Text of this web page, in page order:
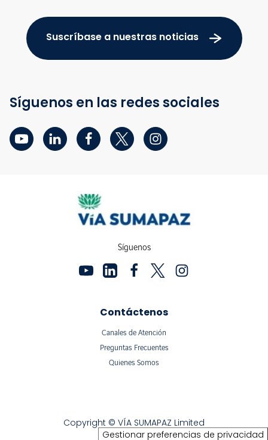
Suscríbase a nuestras noticias
Síguenos en las redes sociales
Síguenos
Contáctenos
Canales de Atención
Preguntas Frecuentes
Quienes Somos
Copyright © VÍA SUMAPAZ Limited
Gestionar preferencias de privacidad